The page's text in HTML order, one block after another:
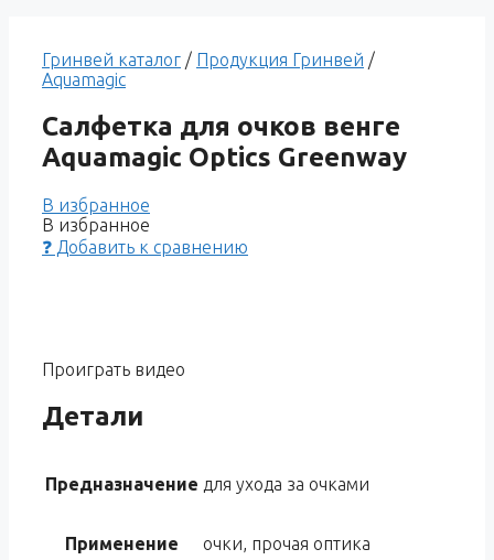
Гринвей каталог / Продукция Гринвей /
Aquamagic
Салфетка для очков венге
Aquamagic Optics Greenway
В избранное
В избранное
❓ Добавить к сравнению
Проиграть видео
Детали
Предназначение для ухода за очками
Применение очки, прочая оптика